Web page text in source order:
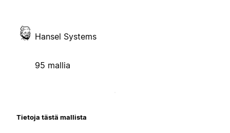
Hansel Systems
95 mallia
Tietoja tästä mallista